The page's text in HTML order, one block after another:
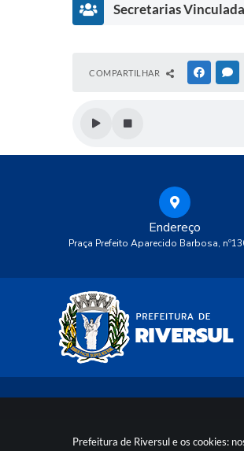
Prefeitura de Riversul e os cookies:
Secretarias
D
e
m
e
ç
ã
ta
ia
d
COMPARTILHAR
Endereço
Praça Prefeito Aparecido Barbosa,